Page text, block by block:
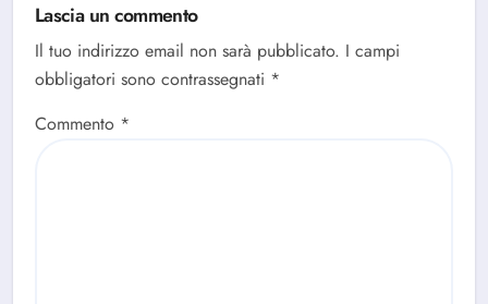
Lascia un commento
Il tuo indirizzo email non sarà pubblicato. I campi
obbligatori sono contrassegnati *
Commento *